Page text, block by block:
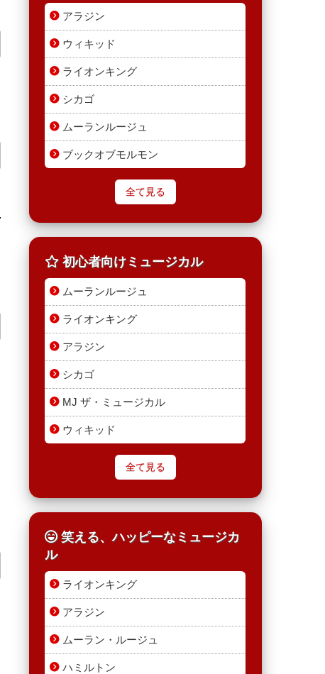
アラジン
ウィキッド
ライオンキング
シカゴ
ムーランルージュ
ブックオブモルモン
全て見る
初心者向けミュージカル
ムーランルージュ
ライオンキング
アラジン
シカゴ
MJ ザ・ミュージカル
ウィキッド
全て見る
笑える、ハッピーなミュージカ
ル
ライオンキング
アラジン
ムーラン・ルージュ
ハミルトン